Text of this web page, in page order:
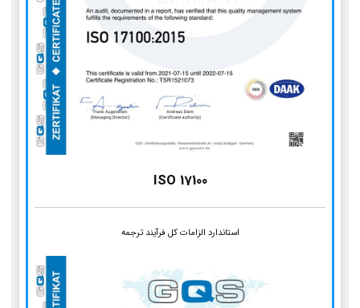
ISO 17100
استاندارد الزامات کل فرآیند ترجمه